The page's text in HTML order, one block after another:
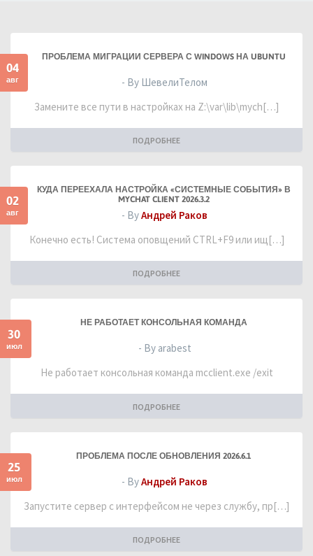
04
авг
ПРОБЛЕМА МИГРАЦИИ СЕРВЕРА С WINDOWS НА UBUNTU
- By ШевелиТелом
Замените все пути в настройках на Z:\var\lib\mych[…]
ПОДРОБНЕЕ
02
авг
КУДА ПЕРЕЕХАЛА НАСТРОЙКА «СИСТЕМНЫЕ СОБЫТИЯ» В
MYCHAT CLIENT 2026.3.2
- ByАндрей Раков
Конечно есть! Система оповщений CTRL+F9 или ищ[…]
ПОДРОБНЕЕ
30
июл
НЕ РАБОТАЕТ КОНСОЛЬНАЯ КОМАНДА
- By arabest
Не работает консольная команда mcclient.exe /exit
ПОДРОБНЕЕ
25
июл
ПРОБЛЕМА ПОСЛЕ ОБНОВЛЕНИЯ 2026.6.1
- ByАндрей Раков
Запустите сервер с интерфейсом не через службу, пр[…]
ПОДРОБНЕЕ